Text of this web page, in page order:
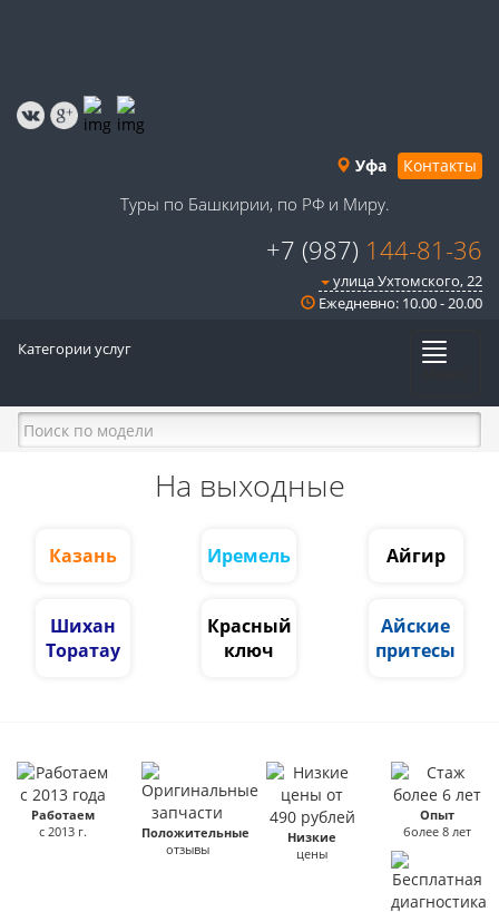
Уфа Контакты
Туры по Башкирии, по РФ и Миру.
+7 (987) 144-81-36
улица Ухтомского, 22
Ежедневно: 10.00 - 20.00
Категории услуг
На выходные
Казань Иремель Айгир
Шихан
Торатау
Красный
ключ
Айские
притесы
Работаем
с 2013 г.
Положительные
отзывы
Низкие
цены
Опыт
более 8 лет